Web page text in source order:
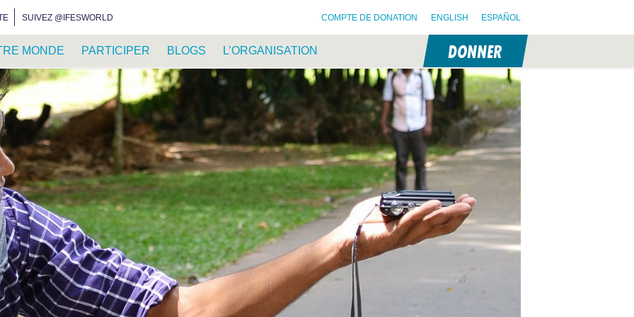
SUIVEZ @IFESWORLD COMPTE DE DONATION ENGLISH ESPAÑOL
MONDE PARTICIPER BLOGS L’ORGANISATION DONNER